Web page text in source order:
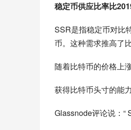
稳定币供应比率比2
SSR是指稳定币对比
币。这种需求推高了
随着比特币的价格上
获得比特币头寸的能
Glassnode评论说：“